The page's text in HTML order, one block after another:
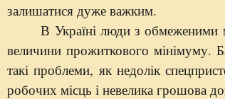
залишатися дуже важким.
В Україні люди з обмеженими
величини прожиткового мінімуму.
такі проблеми, як недолік
робочих місць і невелика грошова